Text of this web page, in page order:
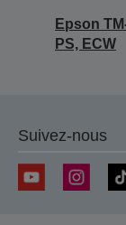
Epson
PS, ECW
Suivez-nous